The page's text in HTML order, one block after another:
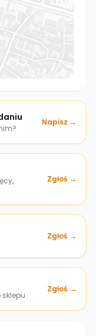
Napisz →
Zgłoś →
Zgłoś →
Zgłoś →